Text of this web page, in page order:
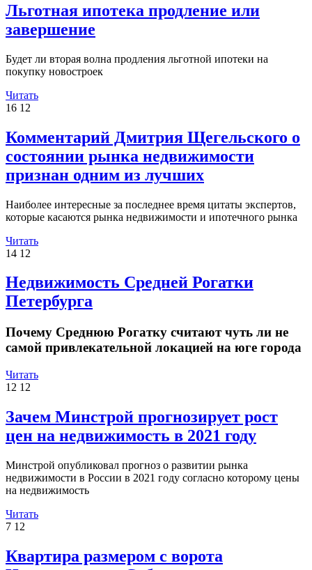
Льготная ипотека продление или
завершение
Будет ли вторая волна продления льготной ипотеки на
покупку новостроек
Читать
16 12
Комментарий Дмитрия Щегельского о
состоянии рынка недвижимости
признан одним из лучших
Наиболее интересные за последнее время цитаты экспертов,
которые касаются рынка недвижимости и ипотечного рынка
Читать
14 12
Недвижимость Средней Рогатки
Петербурга
Почему Среднюю Рогатку считают чуть ли не
самой привлекательной локацией на юге города
Читать
12 12
Зачем Минстрой прогнозирует рост
цен на недвижимость в 2021 году
Минстрой опубликовал прогноз о развитии рынка
недвижимости в России в 2021 году согласно которому цены
на недвижимость
Читать
7 12
Квартира размером с ворота